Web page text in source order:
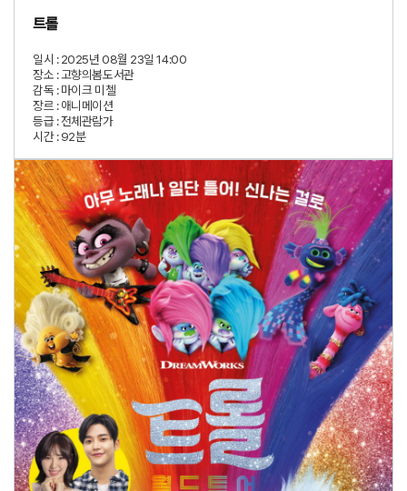
트롤
일시 :2025년 08월 23일 14:00
장소 :고향의봄도서관
감독 :마이크 미첼
장르 :애니메이션
등급 :전체관람가
시간 :92분